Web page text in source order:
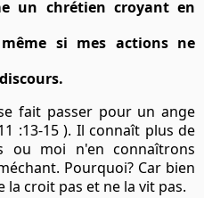
un chrétien croyant en
si mes actions ne
fait passer pour un ange
:13-15 ). Il connaît plus de
ou moi n'en connaîtrons
Pourquoi? Car bien
la croit pas et ne la vit pas.